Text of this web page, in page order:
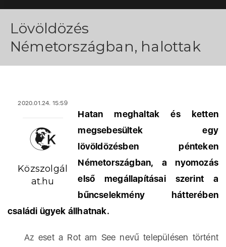
Lövöldözés
Németországban, halottak
2020.01.24. 15:59
Közszolgál
at.hu
Hatan meghaltak és ketten
megsebesültek egy
lövöldözésben pénteken
Németországban, a nyomozás
első megállapításai szerint a
bűncselekmény hátterében
családi ügyek állhatnak.
Az eset a Rot am See nevű településen történt